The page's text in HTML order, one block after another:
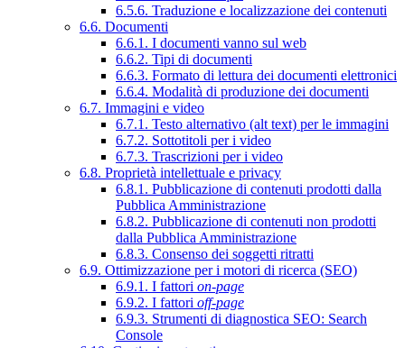
6.5.6. Traduzione e localizzazione dei contenuti
6.6. Documenti
6.6.1. I documenti vanno sul web
6.6.2. Tipi di documenti
6.6.3. Formato di lettura dei documenti elettronici
6.6.4. Modalità di produzione dei documenti
6.7. Immagini e video
6.7.1. Testo alternativo (alt text) per le immagini
6.7.2. Sottotitoli per i video
6.7.3. Trascrizioni per i video
6.8. Proprietà intellettuale e privacy
6.8.1. Pubblicazione di contenuti prodotti dalla
Pubblica Amministrazione
6.8.2. Pubblicazione di contenuti non prodotti
dalla Pubblica Amministrazione
6.8.3. Consenso dei soggetti ritratti
6.9. Ottimizzazione per i motori di ricerca (SEO)
6.9.1. I fattori on-page
6.9.2. I fattori off-page
6.9.3. Strumenti di diagnostica SEO: Search
Console